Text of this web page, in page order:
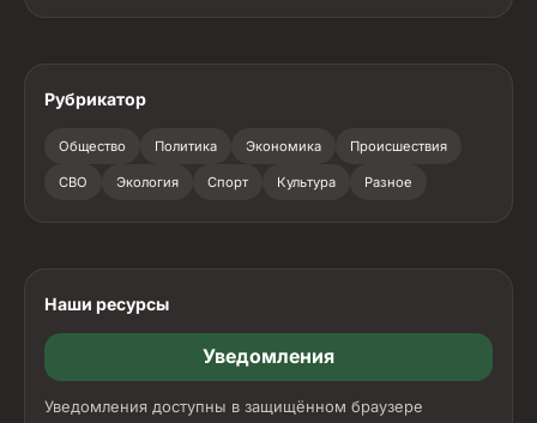
Рубрикатор
Общество Политика Экономика Происшествия
СВО Экология Спорт Культура Разное
Наши ресурсы
Уведомления
Уведомления доступны в защищённом браузере